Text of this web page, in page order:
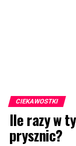
CIEKAWOSTKI
Ile razy w
prysznic?